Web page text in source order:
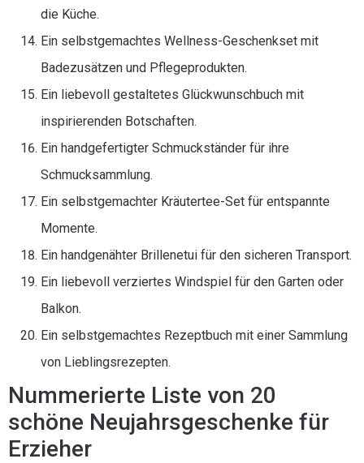
die Küche.
Ein selbstgemachtes Wellness-Geschenkset mit
Badezusätzen und Pflegeprodukten.
Ein liebevoll gestaltetes Glückwunschbuch mit
inspirierenden Botschaften.
Ein handgefertigter Schmuckständer für ihre
Schmucksammlung.
Ein selbstgemachter Kräutertee-Set für entspannte
Momente.
Ein handgenähter Brillenetui für den sicheren Transport.
Ein liebevoll verziertes Windspiel für den Garten oder
Balkon.
Ein selbstgemachtes Rezeptbuch mit einer Sammlung
von Lieblingsrezepten.
Nummerierte Liste von 20
schöne Neujahrsgeschenke für
Erzieher